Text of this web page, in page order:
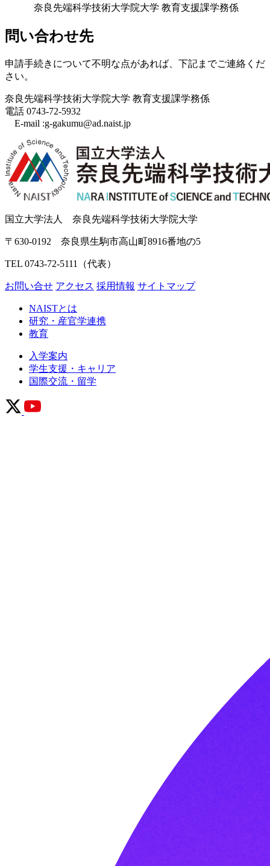
奈良先端科学技術大学院大学 教育支援課学務係
問い合わせ先
申請手続きについて不明な点があれば、下記までご連絡くだ
さい。
奈良先端科学技術大学院大学 教育支援課学務係
電話 0743-72-5932
E-mail :g-gakumu@ad.naist.jp
国立大学法人 奈良先端科学技術大学院大学
〒630-0192 奈良県生駒市高山町8916番地の5
TEL 0743-72-5111（代表）
お問い合せ アクセス 採用情報 サイトマップ
NAISTとは
研究・産官学連携
教育
入学案内
学生支援・キャリア
国際交流・留学